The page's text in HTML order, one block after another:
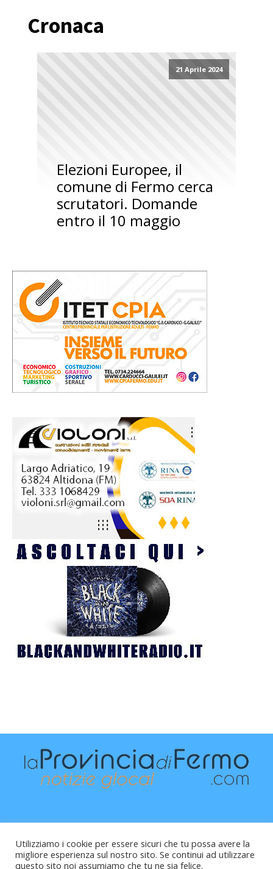
Cronaca
21 Aprile 2024
Elezioni Europee, il
comune di Fermo cerca
scrutatori. Domande
entro il 10 maggio
Utilizziamo i cookie per essere sicuri che tu possa avere la
migliore esperienza sul nostro sito. Se continui ad utilizzare
questo sito noi assumiamo che tu ne sia felice.